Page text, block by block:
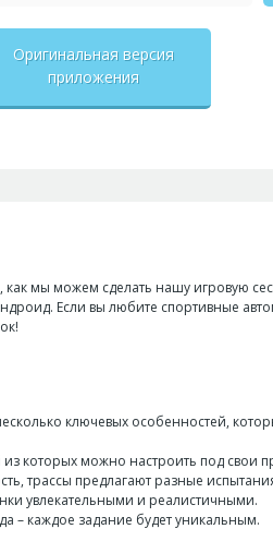
Оригинальная версия
приложения
как мы можем сделать нашу игровую
Если вы любите спортивные
ключевых особенностей,
которых можно настроить под свои
трассы предлагают разные
увлекательными и реалистичными.
– каждое задание будет уникальным.